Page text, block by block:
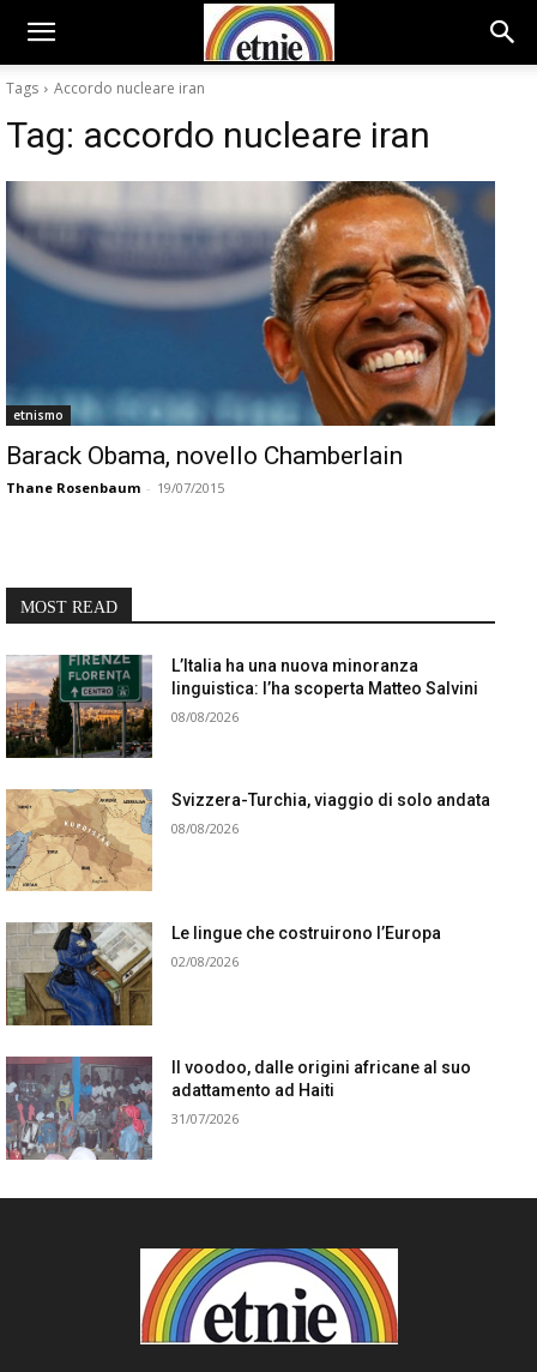
Tags Accordo nucleare iran
Tag: accordo nucleare iran
etnismo
Barack Obama, novello Chamberlain
Thane Rosenbaum - 19/07/2015
MOST READ
L’Italia ha una nuova minoranza
linguistica: l’ha scoperta Matteo Salvini
08/08/2026
Svizzera-Turchia, viaggio di solo andata
08/08/2026
Le lingue che costruirono l’Europa
02/08/2026
Il voodoo, dalle origini africane al suo
adattamento ad Haiti
31/07/2026